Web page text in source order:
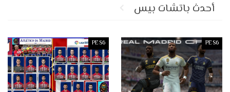
أحدث باتشات بيس
PES6
PES6